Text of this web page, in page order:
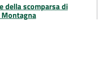
della scomparsa di
Montagna